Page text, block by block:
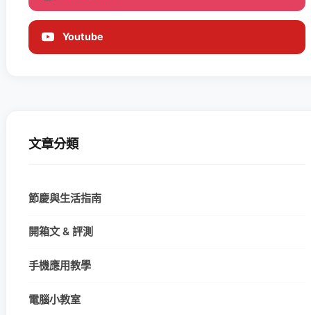
Youtube
文章分類
節慶與生活指南
開箱文 & 評測
手機應用教學
電腦小教室